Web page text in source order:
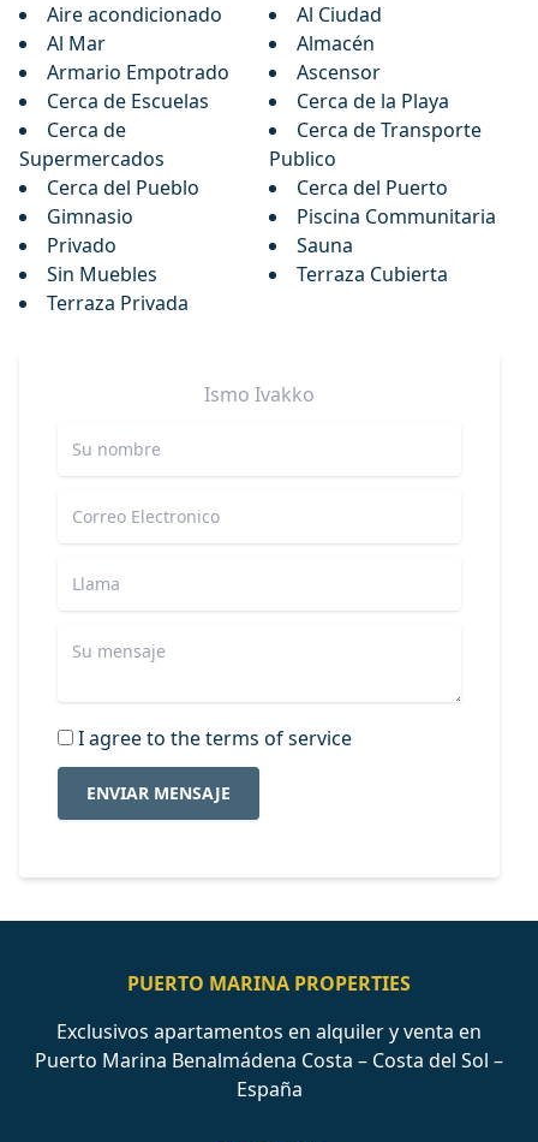
Aire acondicionado
Al Ciudad
Al Mar
Almacén
Armario Empotrado
Ascensor
Cerca de Escuelas
Cerca de la Playa
Cerca de
Supermercados
Cerca de Transporte
Publico
Cerca del Pueblo
Cerca del Puerto
Gimnasio
Piscina Communitaria
Privado
Sauna
Sin Muebles
Terraza Cubierta
Terraza Privada
Ismo Ivakko
I agree to the terms of service
ENVIAR MENSAJE
PUERTO MARINA PROPERTIES
Exclusivos apartamentos en alquiler y venta en
Puerto Marina Benalmádena Costa – Costa del Sol –
España